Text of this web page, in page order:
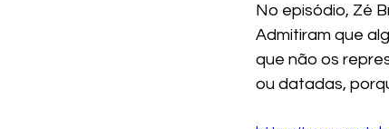
No episódio, Zé
Admitiram que
que não os
ou datadas,